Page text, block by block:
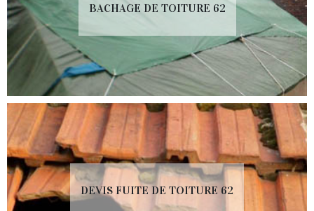
BACHAGE DE TOITURE 62
DEVIS FUITE DE TOITURE 62